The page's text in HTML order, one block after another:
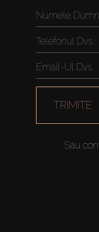
TRIMITE
Sau